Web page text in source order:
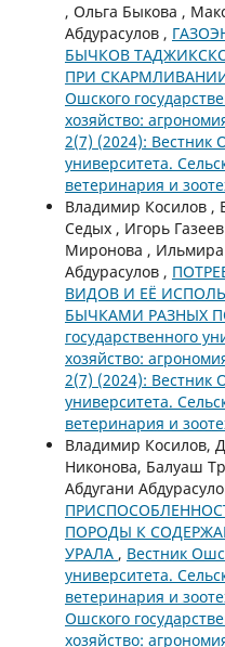
, Ольга Быкова ,
Абдурасулов ,
БЫЧКОВ
ПРИ
Ошского
хозяйство:
2(7) (2024): Вестник
университета.
ветеринария и
Владимир Косилов ,
Седых , Игорь
Миронова , Ильмира
Абдурасулов ,
ВИДОВ И ЕЁ
БЫЧКАМИ РАЗНЫХ
государственного
хозяйство:
2(7) (2024): Вестник
университета.
ветеринария и
Владимир Косилов,
Никонова, Балуаш
Абдугани
ПОРОДЫ К
УРАЛА , Вестник
университета.
ветеринария и
Ошского
хозяйство: